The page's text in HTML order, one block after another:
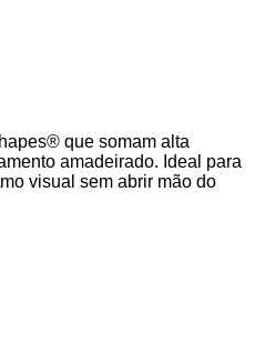
que somam alta
amadeirado. Ideal para
visual sem abrir mão do